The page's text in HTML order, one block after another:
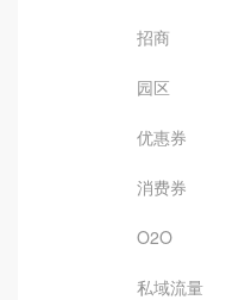
招商
园区
优惠券
消费券
O2O
私域流量